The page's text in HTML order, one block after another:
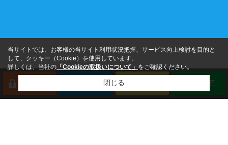
来店予約 LINE
当サイトでは、お客様の当サイト利用状況把握、サービス向上検討を目的と
して、クッキー（Cookie）を使用しています。
詳しくは、当社の「Cookieの取扱いについて」をご確認ください。
閉じる